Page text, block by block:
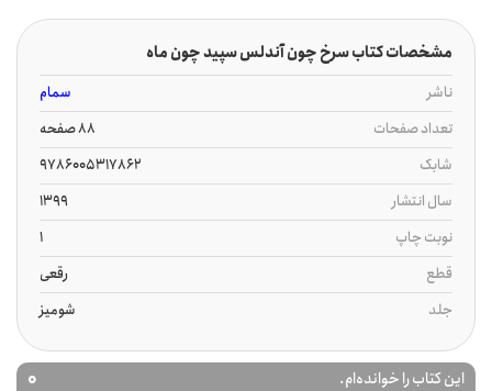
مشخصات کتاب سرخ چون آندلس سپید چون ماه
ناشر
سمام
تعداد صفحات
88 صفحه
شابک
9786005317862
سال انتشار
1399
نوبت چاپ
1
قطع
رقعی
جلد
شومیز
این کتاب را خوانده‌ام. 0